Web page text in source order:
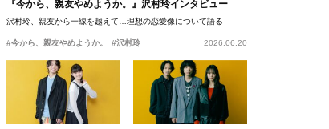
『今から、親友やめようか。』沢村玲インタビュー
沢村玲、親友から一線を越えて…理想の恋愛像について語る
#今から、親友やめようか。 #沢村玲 2026.06.20